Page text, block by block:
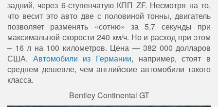
задний, через 6-ступенчатую КПП ZF. Несмотря на то,
что весит это авто две с половиной тонны, двигатель
позволяет разменять «сотню» за 5,7 секунды при
максимальной скорости 240 км/ч. Но и расход при этом
– 16 л на 100 километров. Цена — 382 000 долларов
США. Автомобили из Германии, например, стоят в
среднем дешевле, чем английские автомобили такого
класса.
Bentley Continental GT